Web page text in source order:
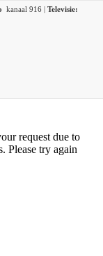
kanaal 916 | Televisie: